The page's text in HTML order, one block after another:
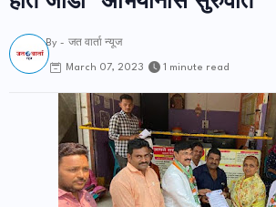
By - जत वार्ता न्यूज
March 07, 2023 1 minute read